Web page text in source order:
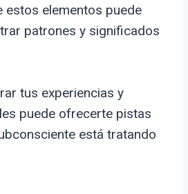
estos elementos puede
patrones y significados
tus experiencias y
puede ofrecerte pistas
está tratando